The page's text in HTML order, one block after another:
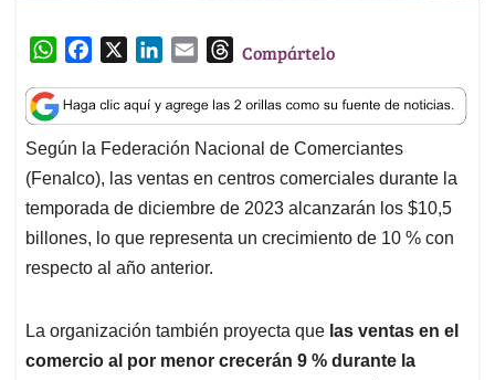
W
a
t
s
A
p
p
c
e
b
o
o
k
n
k
e
d
I
n
a
i
l
T
r
e
a
d
s
Compártelo
Según la Federación Nacional de Comerciantes
(Fenalco), las ventas en centros comerciales durante la
temporada de diciembre de 2023 alcanzarán los $10,5
billones, lo que representa un crecimiento de 10 % con
respecto al año anterior.
La organización también proyecta que las ventas en el
comercio al por menor crecerán 9 % durante la